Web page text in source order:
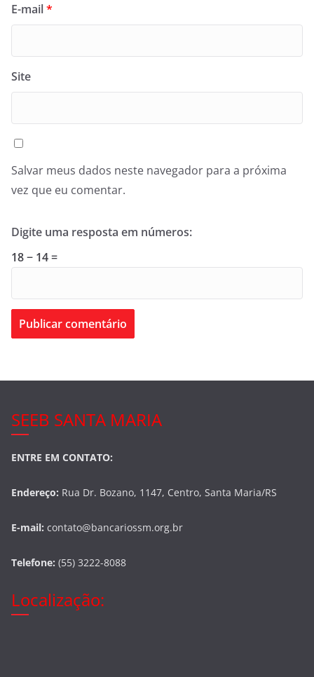
E-mail*
Site
Salvar meus dados neste navegador para a próxima
vez que eu comentar.
Digite uma resposta em números:
18 − 14 =
SEEB SANTA MARIA
ENTRE EM CONTATO:
Endereço: Rua Dr. Bozano, 1147, Centro, Santa Maria/RS
E-mail: contato@bancariossm.org.br
Telefone: (55) 3222-8088
Localização: